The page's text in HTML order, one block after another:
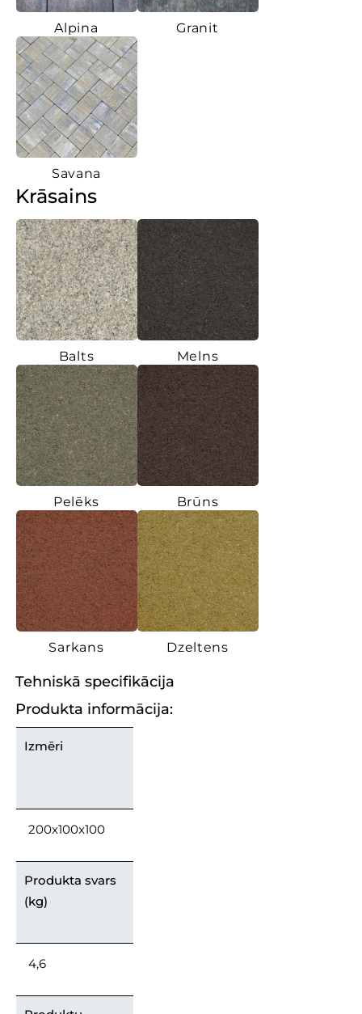
Alpina Granit
Savana
Krāsains
Balts Melns
Pelēks Brūns
Sarkans Dzeltens
Tehniskā specifikācija
Produkta informācija:
Izmēri
200x100x100
Produkta svars
(kg)
4,6